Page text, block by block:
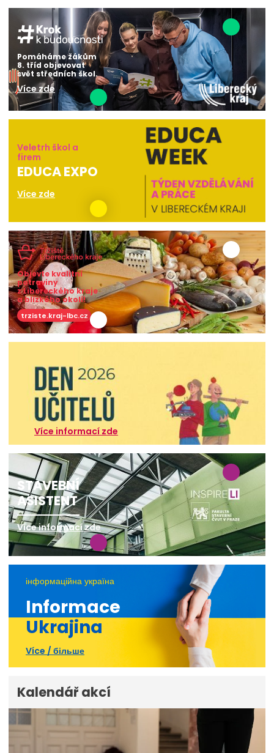
Pomáháme žákům
8. tříd objevovat
svět středních škol.
Více zde
Veletrh škol a
firem
EDUCA EXPO
Více zde
Objevte kvalitní
potraviny
z Libereckého kraje
a blízkého okolí!
trziste.kraj-lbc.cz
Více informací zde
STAVEBNÍ
ASISTENT
Více informací zde
інформаційна україна
Informace
Ukrajina
Více / більше
Kalendář akcí